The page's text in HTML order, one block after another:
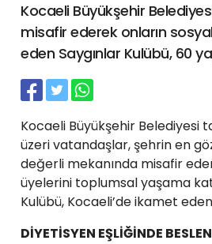
Kocaeli Büyükşehir
misafir ederek onların
eden Saygınlar Kulübü, 60
Kocaeli Büyükşehir Belediyesi
üzeri vatandaşlar, şehrin en
değerli mekanında misafir
üyelerini toplumsal yaşama
Kulübü, Kocaeli’de ikamet
DİYETİSYEN EŞLİĞİNDE